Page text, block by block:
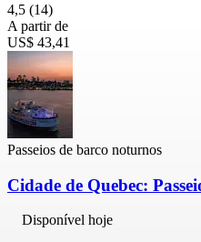
4,5 (14)
A partir de
US$ 43,41
Passeios de barco noturnos
Cidade de Quebec:
Disponível hoje